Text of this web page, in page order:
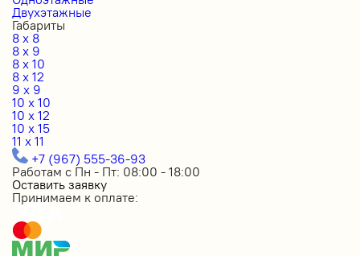
Двухэтажные
Габариты
8 x 8
8 x 9
8 x 10
8 x 12
9 x 9
10 x 10
10 x 12
10 x 15
11 x 11
+7 (967) 555-36-93
Работам с Пн - Пт: 08:00 - 18:00
Оставить заявку
Принимаем к оплате: